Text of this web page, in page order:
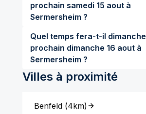
prochain samedi 15 aout à
Sermersheim ?
Quel temps fera-t-il dimanche
prochain dimanche 16 aout à
Sermersheim ?
Villes à proximité
Benfeld(4km)